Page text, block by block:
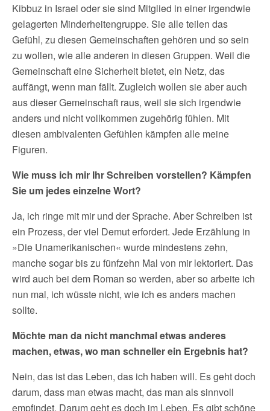
Kibbuz in Israel oder sie sind Mitglied in einer irgendwie
gelagerten Minderheitengruppe. Sie alle teilen das
Gefühl, zu diesen Gemeinschaften gehören und so sein
zu wollen, wie alle anderen in diesen Gruppen. Weil die
Gemeinschaft eine Sicherheit bietet, ein Netz, das
auffängt, wenn man fällt. Zugleich wollen sie aber auch
aus dieser Gemeinschaft raus, weil sie sich irgendwie
anders und nicht vollkommen zugehörig fühlen. Mit
diesen ambivalenten Gefühlen kämpfen alle meine
Figuren.
Wie muss ich mir Ihr Schreiben vorstellen? Kämpfen
Sie um jedes einzelne Wort?
Ja, ich ringe mit mir und der Sprache. Aber Schreiben ist
ein Prozess, der viel Demut erfordert. Jede Erzählung in
»Die Unamerikanischen« wurde mindestens zehn,
manche sogar bis zu fünfzehn Mal von mir lektoriert. Das
wird auch bei dem Roman so werden, aber so arbeite ich
nun mal, ich wüsste nicht, wie ich es anders machen
sollte.
Möchte man da nicht manchmal etwas anderes
machen, etwas, wo man schneller ein Ergebnis hat?
Nein, das ist das Leben, das ich haben will. Es geht doch
darum, dass man etwas macht, das man als sinnvoll
empfindet. Darum geht es doch im Leben. Es gibt schöne